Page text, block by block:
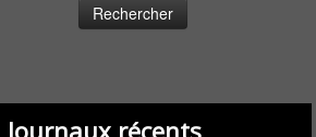
Journaux récents